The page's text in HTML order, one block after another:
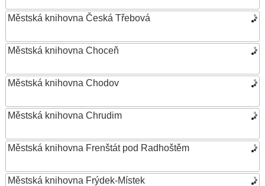
Městská knihovna Česká Třebová
Městská knihovna Choceň
Městská knihovna Chodov
Městská knihovna Chrudim
Městská knihovna Frenštát pod Radhoštěm
Městská knihovna Frýdek-Místek